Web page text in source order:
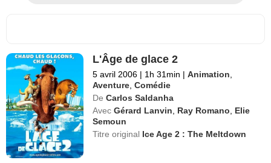
L'Âge de glace 2
5 avril 2006 | 1h 31min | Animation,
Aventure,Comédie
De Carlos Saldanha
Avec Gérard Lanvin, Ray Romano, Elie
Semoun
Titre original Ice Age 2 : The Meltdown